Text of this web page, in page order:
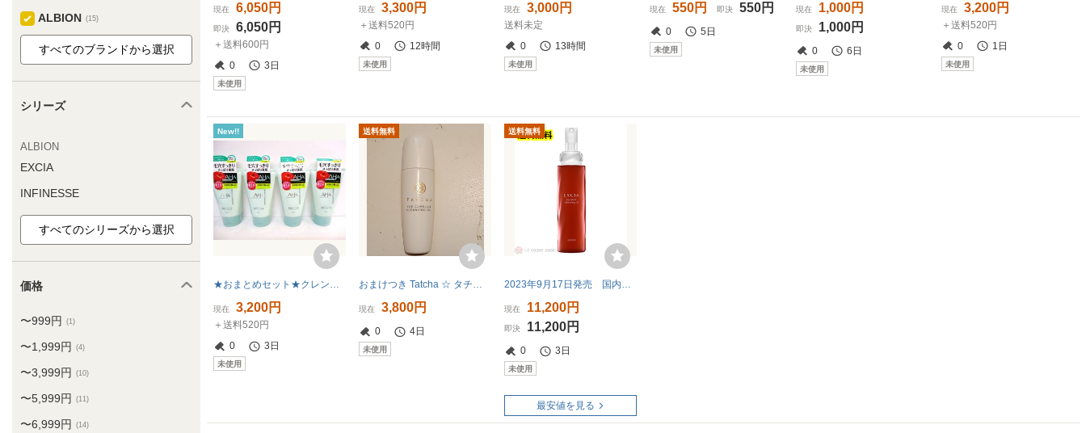
ALBION (15)
シリーズ
ALBION
EXCIA
INFINESSE
価格
〜999円 (1)
〜1,999円 (4)
〜3,999円 (10)
〜5,999円 (11)
〜6,999円 (14)
現在 6,050円
即決 6,050円
＋送料600円
0
3日
未使用
現在 3,300円
＋送料520円
0
12時間
未使用
現在 3,000円
送料未定
0
13時間
未使用
現在 550円 即決 550円
0 5日
未使用
現在 1,000円
即決 1,000円
0 6日
未使用
現在 3,200円
＋送料520円
0
1日
未使用
New!!
★おまとめセット★クレンジングリサーチ★ウォッシュクレンジングN★120g×4個★新品未開封品★
現在 3,200円
＋送料520円
0
3日
未使用
送料無料
おまけつき Tatcha ☆ タチャ クレンジングオイル
現在 3,800円
0 4日
未使用
送料無料
2023年9月17日発売 国内正規品 アルビオン エクシア ジョイ アリュール クレンジングオイル180ml
現在 11,200円
即決 11,200円
0 3日
未使用
最安値を見る